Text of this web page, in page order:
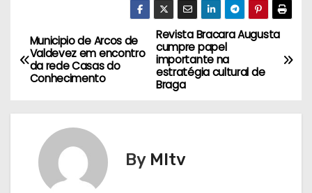
N
a
Revista Bracara Augusta
cumpre papel
importante na
estratégia cultural de
Braga
Municipio de Arcos de
Valdevez em encontro
da rede Casas do
Conhecimento
By MItv